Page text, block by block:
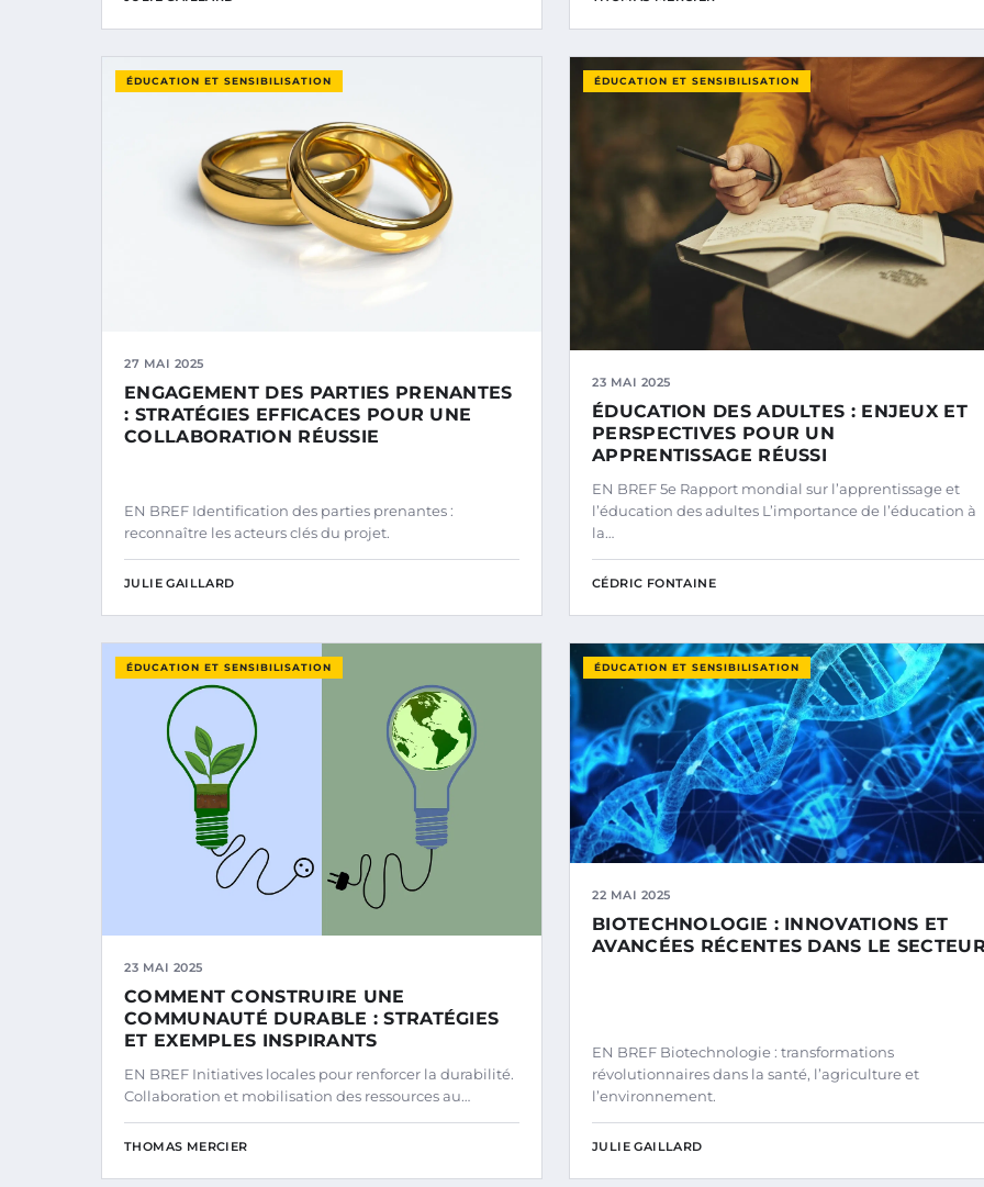
ÉDUCATION ET SENSIBILISATION
27 MAI 2025
ENGAGEMENT DES PARTIES PRENANTES
: STRATÉGIES EFFICACES POUR UNE
COLLABORATION RÉUSSIE
EN BREF Identification des parties prenantes :
reconnaître les acteurs clés du projet.
JULIE GAILLARD
ÉDUCATION ET SENSIBILISATION
23 MAI 2025
ÉDUCATION DES ADULTES : ENJEUX ET
PERSPECTIVES POUR UN
APPRENTISSAGE RÉUSSI
EN BREF 5e Rapport mondial sur l’apprentissage et
l’éducation des adultes L’importance de l’éducation à
la…
CÉDRIC FONTAINE
ÉDUCATION ET SENSIBILISATION
23 MAI 2025
COMMENT CONSTRUIRE UNE
COMMUNAUTÉ DURABLE : STRATÉGIES
ET EXEMPLES INSPIRANTS
EN BREF Initiatives locales pour renforcer la durabilité.
Collaboration et mobilisation des ressources au…
THOMAS MERCIER
ÉDUCATION ET SENSIBILISATION
22 MAI 2025
BIOTECHNOLOGIE : INNOVATIONS ET
AVANCÉES RÉCENTES DANS LE
EN BREF Biotechnologie : transformations
révolutionnaires dans la santé, l’agriculture et
l’environnement.
JULIE GAILLARD